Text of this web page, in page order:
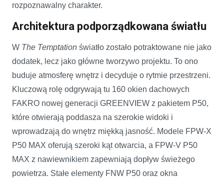
rozpoznawalny charakter.
Architektura podporządkowana światłu
W The Temptation światło zostało potraktowane nie jako
dodatek, lecz jako główne tworzywo projektu. To ono
buduje atmosferę wnętrz i decyduje o rytmie przestrzeni.
Kluczową rolę odgrywają tu 160 okien dachowych
FAKRO nowej generacji GREENVIEW z pakietem P50,
które otwierają poddasza na szerokie widoki i
wprowadzają do wnętrz miękką jasność. Modele FPW-X
P50 MAX oferują szeroki kąt otwarcia, a FPW-V P50
MAX z nawiewnikiem zapewniają dopływ świeżego
powietrza. Stałe elementy FNW P50 oraz okna